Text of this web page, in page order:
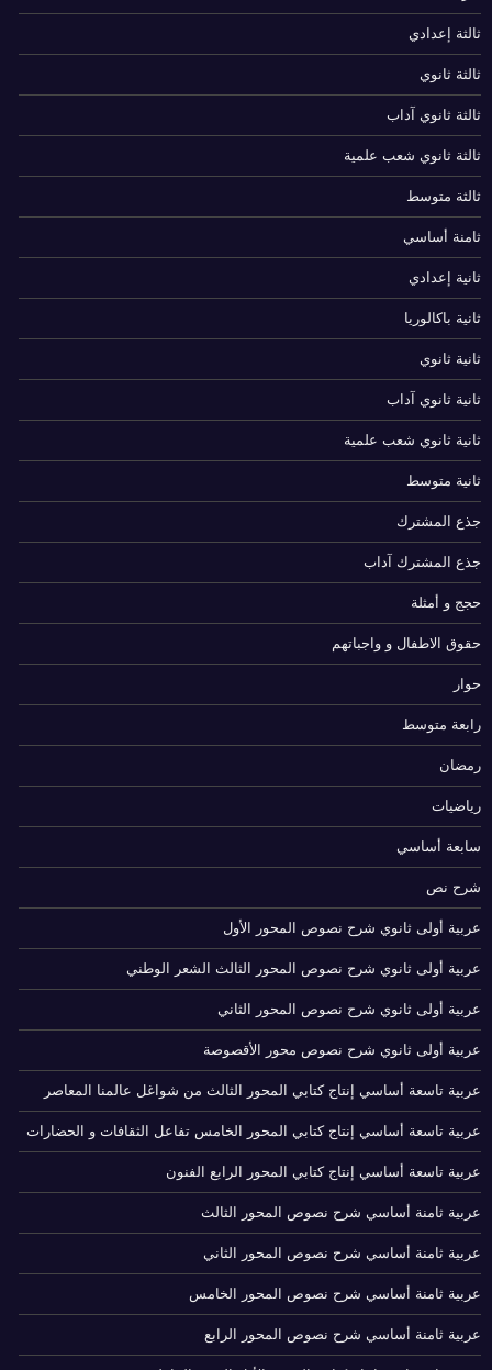
ثالثة إعدادي
ثالثة ثانوي
ثالثة ثانوي آداب
ثالثة ثانوي شعب علمية
ثالثة متوسط
ثامنة أساسي
ثانية إعدادي
ثانية باكالوريا
ثانية ثانوي
ثانية ثانوي آداب
ثانية ثانوي شعب علمية
ثانية متوسط
جذع المشترك
جذع المشترك آداب
حجج و أمثلة
حقوق الاطفال و واجباتهم
حوار
رابعة متوسط
رمضان
رياضيات
سابعة أساسي
شرح نص
عربية أولى ثانوي شرح نصوص المحور الأول
عربية أولى ثانوي شرح نصوص المحور الثالث الشعر الوطني
عربية أولى ثانوي شرح نصوص المحور الثاني
عربية أولى ثانوي شرح نصوص محور الأقصوصة
عربية تاسعة أساسي إنتاج كتابي المحور الثالث من شواغل عالمنا المعاصر
عربية تاسعة أساسي إنتاج كتابي المحور الخامس تفاعل الثقافات و الحضارات
عربية تاسعة أساسي إنتاج كتابي المحور الرابع الفنون
عربية ثامنة أساسي شرح نصوص المحور الثالث
عربية ثامنة أساسي شرح نصوص المحور الثاني
عربية ثامنة أساسي شرح نصوص المحور الخامس
عربية ثامنة أساسي شرح نصوص المحور الرابع